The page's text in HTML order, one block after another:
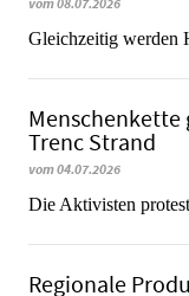
Gleichzeitig werden
Menschenkette
Trenc Strand
vom 04.07.2026
Die Aktivisten
Regionale